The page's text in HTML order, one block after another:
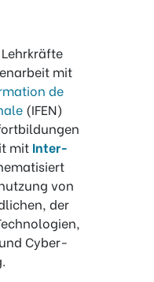
mit
de
(IFEN)
mit Inter-
von
der
Cyber-